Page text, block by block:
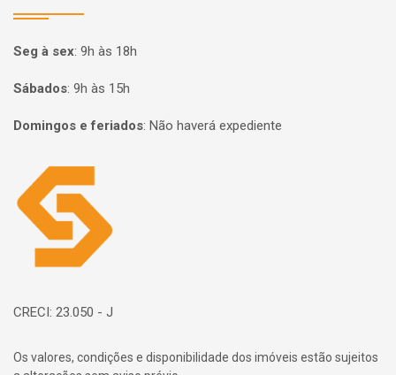
Seg à sex: 9h às 18h
Sábados: 9h às 15h
Domingos e feriados: Não haverá expediente
Página inicial
CRECI: 23.050 - J
Os valores, condições e disponibilidade dos imóveis estão sujeitos